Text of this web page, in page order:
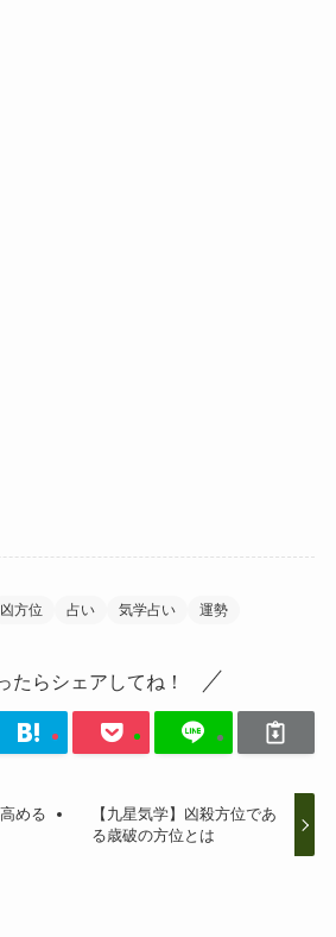
凶方位 占い 気学占い 運勢
たらシェアしてね！
める
【九星気学】凶殺方位であ
る歳破の方位とは